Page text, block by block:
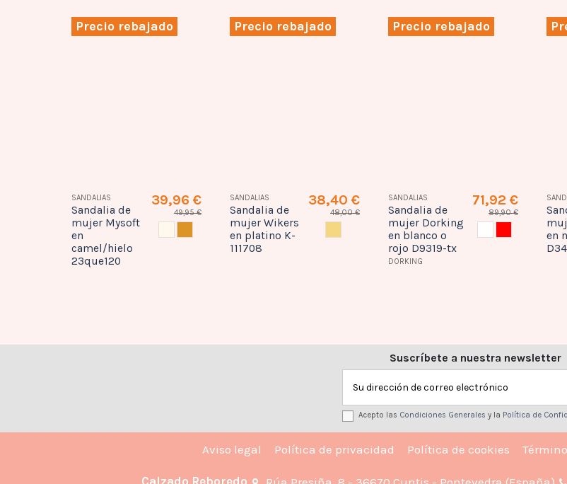
Precio rebajado
SANDALIAS
Sandalia de
mujer Mysoft
en
camel/hielo
23que120
39,96 €
49,95 €
Precio rebajado
SANDALIAS
Sandalia de
mujer Wikers
en platino K-
111708
38,40 €
48,00 €
Precio rebajado
SANDALIAS
Sandalia de
mujer Dorking
en blanco o
rojo D9319-tx
DORKING
71,92 €
89,90 €
en
Suscríbete a nuestra newsletter
Acepto las Condiciones Generales y la Política de
Aviso legal Política de privacidad Política de cookies
Calzado Reboredo